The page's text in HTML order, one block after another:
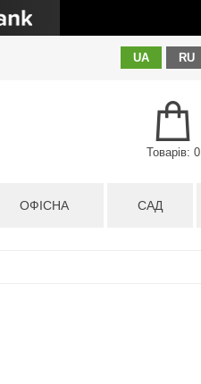
UA RU
Товарів: 0
ОФІСНА САД